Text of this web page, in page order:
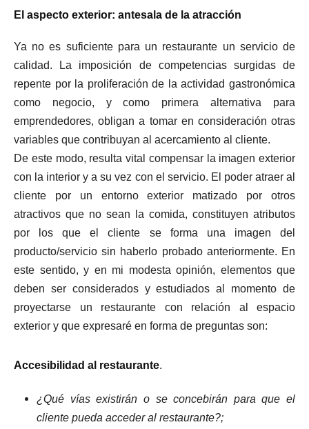
El aspecto exterior: antesala de la atracción
Ya no es suficiente para un restaurante un servicio de
calidad. La imposición de competencias surgidas de
repente por la proliferación de la actividad gastronómica
como negocio, y como primera alternativa para
emprendedores, obligan a tomar en consideración otras
variables que contribuyan al acercamiento al cliente.
De este modo, resulta vital compensar la imagen exterior
con la interior y a su vez con el servicio. El poder atraer al
cliente por un entorno exterior matizado por otros
atractivos que no sean la comida, constituyen atributos
por los que el cliente se forma una imagen del
producto/servicio sin haberlo probado anteriormente. En
este sentido, y en mi modesta opinión, elementos que
deben ser considerados y estudiados al momento de
proyectarse un restaurante con relación al espacio
exterior y que expresaré en forma de preguntas son:
Accesibilidad al restaurante.
¿Qué vías existirán o se concebirán para que el
cliente pueda acceder al restaurante?;